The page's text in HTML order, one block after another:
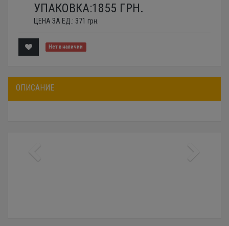
УПАКОВКА:1855 ГРН.
ЦЕНА ЗА ЕД.: 371 грн.
Нет в наличии
ОПИСАНИЕ